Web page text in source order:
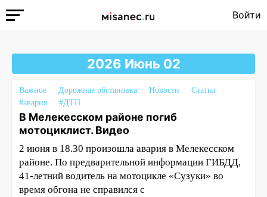
Войти
2026 Июнь 02
Важное Дорожная обстановка Новости
Статьи
#авария
#ДТП
В Мелекесском районе погиб
мотоциклист. Видео
2 июня в 18.30 произошла авария в Мелекесском
районе. По предварительной информации ГИБДД,
41-летний водитель на мотоцикле «Сузуки» во
время обгона не справился с